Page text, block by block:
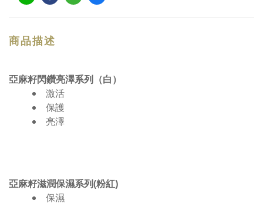
商品描述
亞麻籽閃鑽亮澤系列（白）
激活
保護
亮澤
亞麻籽滋潤保濕系列(粉紅)
保濕